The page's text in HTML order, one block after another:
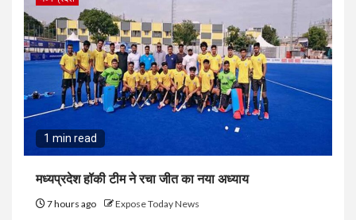
1 min read
मध्यप्रदेश हॉकी टीम ने रचा जीत का नया अध्याय
7 hours ago Expose Today News